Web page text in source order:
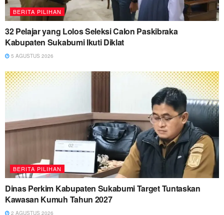
BERITA PILIHAN
32 Pelajar yang Lolos Seleksi Calon Paskibraka
Kabupaten Sukabumi Ikuti Diklat
5 AGUSTUS 2026
BERITA PILIHAN
Dinas Perkim Kabupaten Sukabumi Target Tuntaskan
Kawasan Kumuh Tahun 2027
2 AGUSTUS 2026